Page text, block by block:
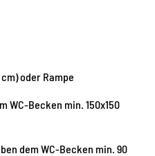
oder Rampe
WC-Becken min. 150x150
dem WC-Becken min. 90